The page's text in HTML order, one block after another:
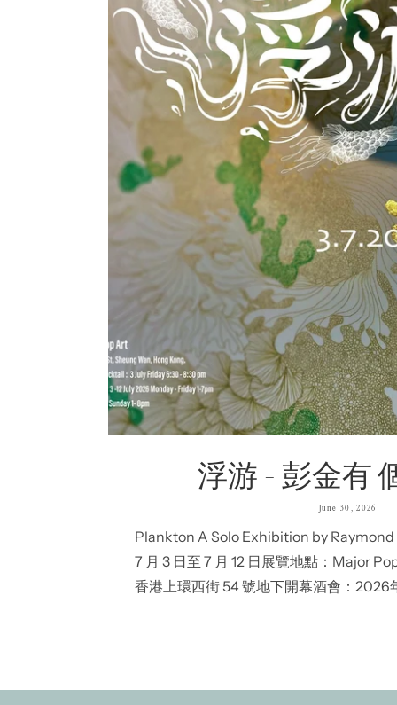
浮游 - 彭金有
June 30, 2026
Plankton A Solo Exhibition by
7 月 3 日至 7 月 12 日展覽地點：Major
香港上環西街 54 號地下開幕酒會：2026